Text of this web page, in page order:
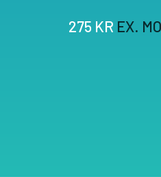
275 KR EX.